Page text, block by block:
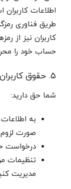
اطلاعات
طریق فناوری
کاربران نیز از
حساب خود را
۵. حقوق کاربران
شما حق دارید:
به
صورت لزوم
درخواست
تنظیمات
مدیریت